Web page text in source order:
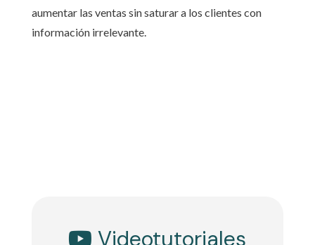
aumentar las ventas sin saturar a los clientes con
información irrelevante.
Videotutoriales